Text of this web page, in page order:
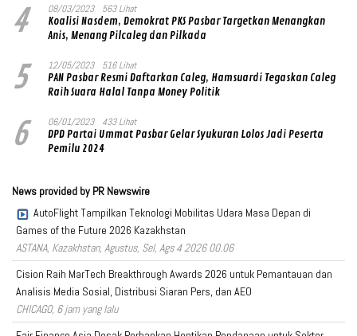
4 08/03/2023 563 Lihat
Koalisi Nasdem, Demokrat PKS Pasbar Targetkan Menangkan
Anis, Menang Pilcaleg dan Pilkada
5 12/05/2023 516 Lihat
PAN Pasbar Resmi Daftarkan Caleg, Hamsuardi Tegaskan Caleg
Raih Suara Halal Tanpa Money Politik
6 06/01/2023 433 Lihat
DPD Partai Ummat Pasbar Gelar Syukuran Lolos Jadi Peserta
Pemilu 2024
News provided by PR Newswire
AutoFlight Tampilkan Teknologi Mobilitas Udara Masa Depan di
Games of the Future 2026 Kazakhstan
ASTANA, Kazakhstan, Agustus, Sel, Ags 4 2026 00.06
Cision Raih MarTech Breakthrough Awards 2026 untuk Pemantauan dan
Analisis Media Sosial, Distribusi Siaran Pers, dan AEO
CHICAGO, 6 jam yang lalu